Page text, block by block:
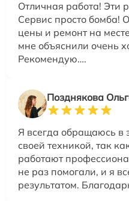
Отличная работа! Эти
Сервис просто бомба!
цены и ремонт на
мне объяснили очень
Рекомендую….
Позднякова
Я всегда обращаюсь в
своей техникой, так
работают
не раз помогали, и я
результатом.